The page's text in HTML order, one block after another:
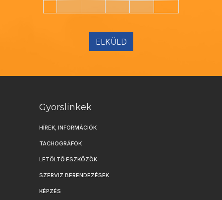
ELKÜLD
Gyorslinkek
HÍREK, INFORMÁCIÓK
TACHOGRÁFOK
LETÖLTŐ ESZKÖZÖK
SZERVIZ BERENDEZÉSEK
KÉPZÉS